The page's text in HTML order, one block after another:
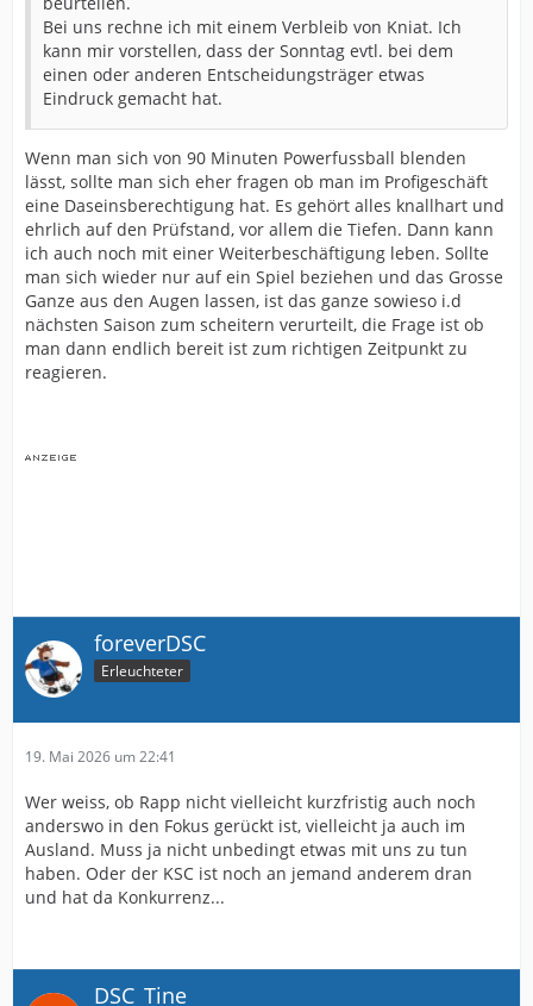
Bei uns rechne ich mit einem Verbleib von Kniat. Ich
kann mir vorstellen, dass der Sonntag evtl. bei dem
einen oder anderen Entscheidungsträger etwas
Eindruck gemacht hat.
Wenn man sich von 90 Minuten Powerfussball blenden
lässt, sollte man sich eher fragen ob man im Profigeschäft
eine Daseinsberechtigung hat. Es gehört alles knallhart und
ehrlich auf den Prüfstand, vor allem die Tiefen. Dann kann
ich auch noch mit einer Weiterbeschäftigung leben. Sollte
man sich wieder nur auf ein Spiel beziehen und das Grosse
Ganze aus den Augen lassen, ist das ganze sowieso i.d
nächsten Saison zum scheitern verurteilt, die Frage ist ob
man dann endlich bereit ist zum richtigen Zeitpunkt zu
reagieren.
foreverDSC
Erleuchteter
19. Mai 2026 um 22:41
Wer weiss, ob Rapp nicht vielleicht kurzfristig auch noch
anderswo in den Fokus gerückt ist, vielleicht ja auch im
Ausland. Muss ja nicht unbedingt etwas mit uns zu tun
haben. Oder der KSC ist noch an jemand anderem dran
und hat da Konkurrenz...
DSC_Tine